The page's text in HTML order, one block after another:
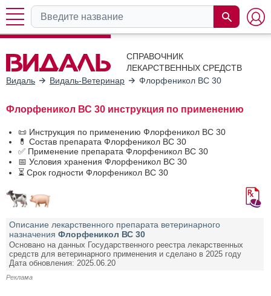
СПРАВОЧНИК
ЛЕКАРСТВЕННЫХ СРЕДСТВ
Видаль
Видаль-Ветеринар Флорфеникол ВС 30
Флорфеникол ВС 30 инструкция по применению
📜 Инструкция по применению Флорфеникол ВС 30
💊 Состав препарата Флорфеникол ВС 30
✅ Применение препарата Флорфеникол ВС 30
📅 Условия хранения Флорфеникол ВС 30
⏳ Срок годности Флорфеникол ВС 30
Описание лекарственного препарата ветеринарного
назначения Флорфеникол ВС 30
Основано на данных Государственного реестра лекарственных
средств для ветеринарного применения и сделано в 2025 году
Дата обновления: 2025.06.20
Реклама